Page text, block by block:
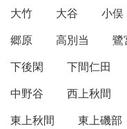
大竹
大谷 小俣
郷原
高別当 鷺
下後閑
下間仁田
中野谷
西上秋間
東上秋間
東上磯部